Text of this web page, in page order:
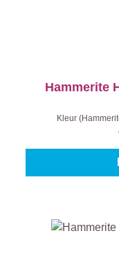
Hammerite
Kleur